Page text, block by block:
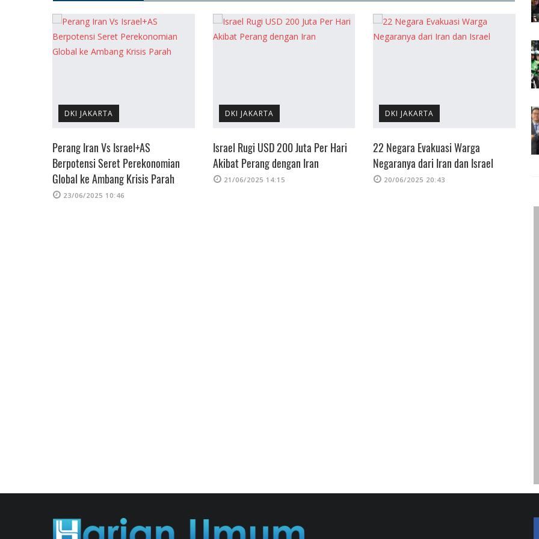
DKI JAKARTA
Perang Iran Vs Israel+AS
Berpotensi Seret Perekonomian
Global ke Ambang Krisis Parah
23/06/2025 10:46
DKI JAKARTA
Israel Rugi USD 200 Juta Per Hari
Akibat Perang dengan Iran
21/06/2025 14:15
DKI JAKARTA
22 Negara Evakuasi Warga
Negaranya dari Iran dan Israel
20/06/2025 20:43